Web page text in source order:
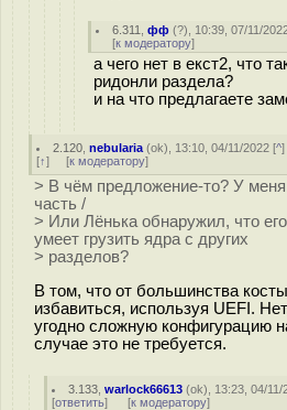
6.311 ,фф (?), 10:39, 07/11/
[к модератору]
а чего нет в екст2, что
ридонли раздела?
и на что предлагаете
2.120 ,nebularia (ok), 13:10, 04/11/2022 [^]
[↑] [к модератору]
> В чём предложение-то? У
часть /
> Или Лёнька обнаружил, что
умеет грузить ядра с других
> разделов?
В том, что от большинства
избавиться, используя UEFI.
угодно сложную конфигурацию
случае это не требуется.
3.133 ,warlock66613 (ok), 13:23, 04/11/
[ответить] [к модератору]